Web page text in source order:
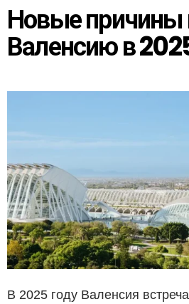
Новые причины
Валенсию в
В 2025 году Валенсия